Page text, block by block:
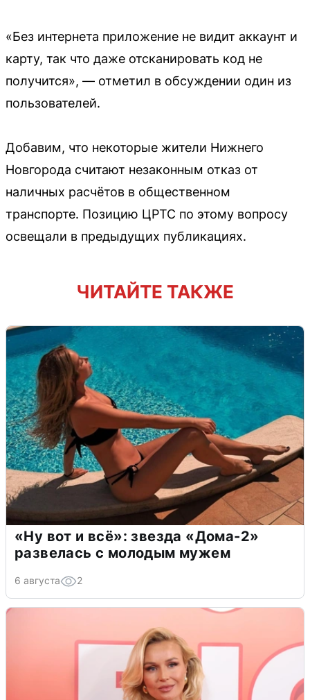
«Без интернета приложение не видит аккаунт и
карту, так что даже отсканировать код не
получится», — отметил в обсуждении один из
пользователей.
Добавим, что некоторые жители Нижнего
Новгорода считают незаконным отказ от
наличных расчётов в общественном
транспорте. Позицию ЦРТС по этому вопросу
освещали в предыдущих публикациях.
ЧИТАЙТЕ ТАКЖЕ
«Ну вот и всё»: звезда «Дома-2»
развелась с молодым мужем
6 августа 2